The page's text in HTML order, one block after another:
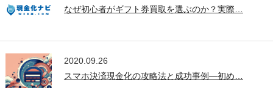
なぜ初心者がギフト券買取を選ぶのか？実際…
2020.09.26
スマホ決済現金化の攻略法と成功事例—初め…